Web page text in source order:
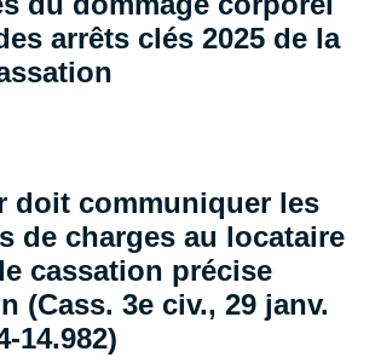
arrêts clés 2025 de la
doit communiquer les
de charges au locataire
cassation précise
(Cass. 3e civ., 29 janv.
14.982)